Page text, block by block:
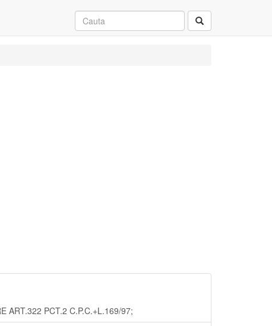
ART.322 PCT.2 C.P.C.+L.169/97;